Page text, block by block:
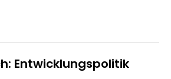
Entwicklungspolitik